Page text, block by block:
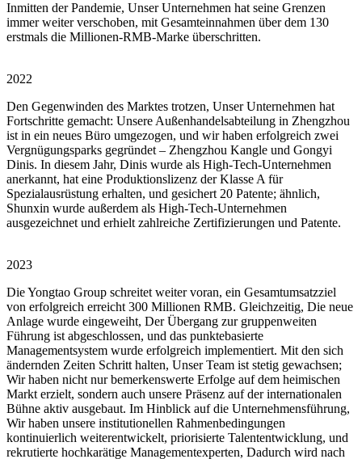
Inmitten der Pandemie, Unser Unternehmen hat seine Grenzen
immer weiter verschoben, mit Gesamteinnahmen über dem 130
erstmals die Millionen-RMB-Marke überschritten.
2022
Den Gegenwinden des Marktes trotzen, Unser Unternehmen hat
Fortschritte gemacht: Unsere Außenhandelsabteilung in Zhengzhou
ist in ein neues Büro umgezogen, und wir haben erfolgreich zwei
Vergnügungsparks gegründet – Zhengzhou Kangle und Gongyi
Dinis. In diesem Jahr, Dinis wurde als High-Tech-Unternehmen
anerkannt, hat eine Produktionslizenz der Klasse A für
Spezialausrüstung erhalten, und gesichert 20 Patente; ähnlich,
Shunxin wurde außerdem als High-Tech-Unternehmen
ausgezeichnet und erhielt zahlreiche Zertifizierungen und Patente.
2023
Die Yongtao Group schreitet weiter voran, ein Gesamtumsatzziel
von erfolgreich erreicht 300 Millionen RMB. Gleichzeitig, Die neue
Anlage wurde eingeweiht, Der Übergang zur gruppenweiten
Führung ist abgeschlossen, und das punktebasierte
Managementsystem wurde erfolgreich implementiert. Mit den sich
ändernden Zeiten Schritt halten, Unser Team ist stetig gewachsen;
Wir haben nicht nur bemerkenswerte Erfolge auf dem heimischen
Markt erzielt, sondern auch unsere Präsenz auf der internationalen
Bühne aktiv ausgebaut. Im Hinblick auf die Unternehmensführung,
Wir haben unsere institutionellen Rahmenbedingungen
kontinuierlich weiterentwickelt, priorisierte Talententwicklung, und
rekrutierte hochkarätige Managementexperten, Dadurch wird nach